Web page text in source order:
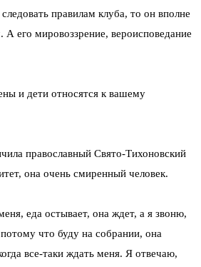
правилам клуба, то он вполне
его мировоззрение, вероисповедание
и дети относятся к вашему
православный Свято-Тихоновский
она очень смиренный человек.
еда остывает, она ждет, а я звоню,
что буду на собрании, она
все-таки ждать меня. Я отвечаю,